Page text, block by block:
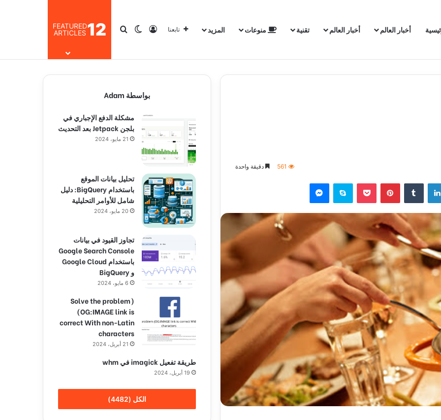
أخبار العالم أخبار العالم تقنية منوعات المزيد تابعنا تسجيل الدخول
الوضع المظلم
بحث عن12
FEATURED
ARTICLES
561 دقيقة واحدة
لينكدإن بينتيريست سكايب
بواسطة Adam
مشكلة الدفع الإجباري في
بلجن Jetpack بعد التحديث
21 مايو، 2024
تحليل بيانات الموقع
باستخدام BigQuery: دليل
شامل للأوامر التحليلية
20 مايو، 2024
تجاوز القيود في بيانات
Google Search Console
باستخدام Google Cloud
و BigQuery
6 مايو، 2024
(Solve the problem
(OG:IMAGE link is
correct With non-Latin
characters
21 أبريل، 2024
طريقة تفعيل imagick في whm
19 أبريل، 2024
الكل (4482)